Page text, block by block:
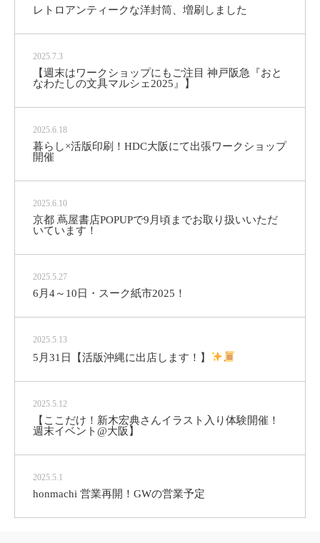
レトロアンティークな洋封筒、増刷しました
2025.7.3
【週末はワークショップにもご注目 神戸阪急『おと
なわたしの文具マルシェ2025』】
2025.6.18
暮らし×活版印刷！HDC大阪にて出張ワークショップ
開催
2025.6.10
京都 蔦屋書店POPUPで9月頃までお取り扱いいただ
いています！
2025.5.27
6月4～10日・スーク紙市2025！
2025.5.13
5月31日【活版沖縄に出店します！】
2025.5.12
【ここだけ！新木宏典さんイラスト入り体験開催！
週末イベント@大阪】
2025.5.1
honmachi 営業再開！GWの営業予定